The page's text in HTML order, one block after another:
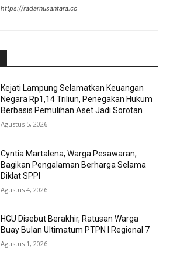
https://radarnusantara.co
Kejati Lampung Selamatkan Keuangan
Negara Rp1,14 Triliun, Penegakan Hukum
Berbasis Pemulihan Aset Jadi Sorotan
Agustus 5, 2026
Cyntia Martalena, Warga Pesawaran,
Bagikan Pengalaman Berharga Selama
Diklat SPPI
Agustus 4, 2026
HGU Disebut Berakhir, Ratusan Warga
Buay Bulan Ultimatum PTPN I Regional 7
Agustus 1, 2026